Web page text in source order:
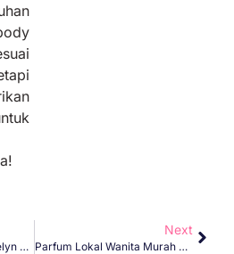
Penghilang Cat Kuku Evelyn Viral
Next
Parfum Lokal Wanita Murah Blossom Series EDP